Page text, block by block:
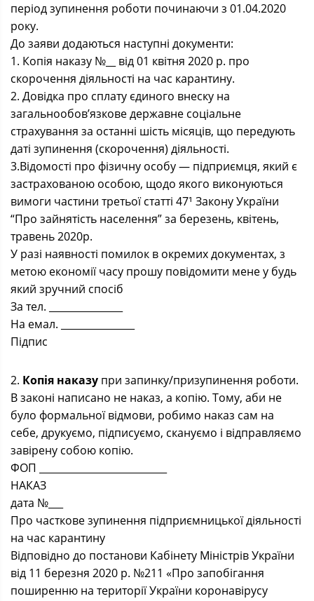
період зупинення роботи починаючи з 01.04.2020
року.
До заяви додаються наступні документи:
1. Копія наказу №__ від 01 квітня 2020 р. про
скорочення діяльності на час карантину.
2. Довідка про сплату єдиного внеску на
загальнообов’язкове державне соціальне
страхування за останні шість місяців, що передують
даті зупинення (скорочення) діяльності.
3.Відомості про фізичну особу — підприємця, який є
застрахованою особою, щодо якого виконуються
вимоги частини третьої статті 47¹ Закону України
“Про зайнятість населення” за березень, квітень,
травень 2020р.
У разі наявності помилок в окремих документах, з
метою економії часу прошу повідомити мене у будь
який зручний спосіб
За тел. _______________
На емал. _______________
Підпис
2. Копія наказу при запинку/призупинення роботи.
В законі написано не наказ, а копію. Тому, аби не
було формальної відмови, робимо наказ сам на
себе, друкуємо, підписуємо, скануємо і відправляємо
завірену собою копію.
ФОП __________________________
НАКАЗ
дата №___
Про часткове зупинення підприємницької діяльності
на час карантину
Відповідно до постанови Кабінету Міністрів України
від 11 березня 2020 р. №211 «Про запобігання
поширенню на території України коронавірусу